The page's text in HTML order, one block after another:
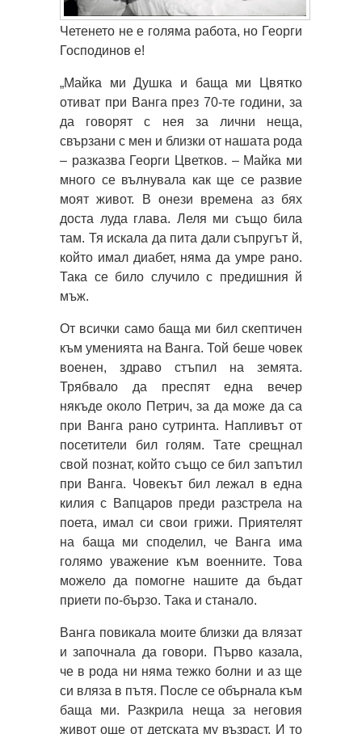
Четенето не е голяма работа, но Георги
Господинов e!
„Майка ми Душка и баща ми Цвятко
отиват при Ванга през 70-те години, за
да говорят с нея за лични неща,
свързани с мен и близки от нашата рода
– разказва Георги Цветков. – Майка ми
много се вълнувала как ще се развие
моят живот. В онези времена аз бях
доста луда глава. Леля ми също била
там. Тя искала да пита дали съпругът й,
който имал диабет, няма да умре рано.
Така се било случило с предишния й
мъж.
От всички само баща ми бил скептичен
към уменията на Ванга. Той беше човек
военен, здраво стъпил на земята.
Трябвало да преспят една вечер
някъде около Петрич, за да може да са
при Ванга рано сутринта. Напливът от
посетители бил голям. Тате срещнал
свой познат, който също се бил запътил
при Ванга. Човекът бил лежал в една
килия с Вапцаров преди разстрела на
поета, имал си свои грижи. Приятелят
на баща ми споделил, че Ванга има
голямо уважение към военните. Това
можело да помогне нашите да бъдат
приети по-бързо. Така и станало.
Ванга повикала моите близки да влязат
и започнала да говори. Първо казала,
че в рода ни няма тежко болни и аз ще
си вляза в пътя. После се обърнала към
баща ми. Разкрила неща за неговия
живот още от детската му възраст. И то